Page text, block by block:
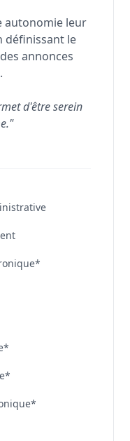
autonomie leur
définissant le
annonces
d'être serein